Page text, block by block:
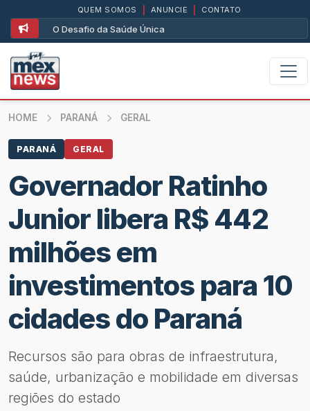
O Desafio da Saúde Única
QUEM SOMOS ANUNCIE CONTATO
HOME PARANÁ GERAL
PARANÁ GERAL
Governador Ratinho
Junior libera R$ 442
milhões em
investimentos para 10
cidades do Paraná
Recursos são para obras de infraestrutura,
saúde, urbanização e mobilidade em diversas
regiões do estado